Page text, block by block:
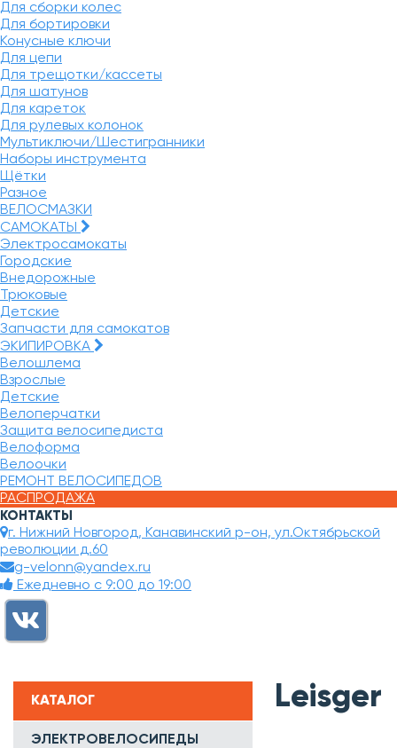
Для сборки колес
Для бортировки
Конусные ключи
Для цепи
Для трещотки/кассеты
Для шатунов
Для кареток
Для рулевых колонок
Мультиключи/Шестигранники
Наборы инструмента
Щётки
Разное
ВЕЛОСМАЗКИ
САМОКАТЫ
Электросамокаты
Городские
Внедорожные
Трюковые
Детские
Запчасти для самокатов
ЭКИПИРОВКА
Велошлема
Взрослые
Детские
Велоперчатки
Защита велосипедиста
Велоформа
Велоочки
РЕМОНТ ВЕЛОСИПЕДОВ
РАСПРОДАЖА
КОНТАКТЫ
г. Нижний Новгород, Канавинский р-он, ул.Октябрьской
революции д.60
g-velonn@yandex.ru
Ежедневно с 9:00 до 19:00
КАТАЛОГ
ЭЛЕКТРОВЕЛОСИПЕДЫ
Leisger